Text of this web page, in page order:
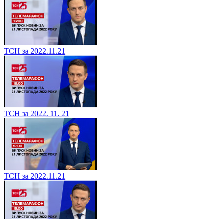
ТСН за 2022.11.21
ТСН за 2022. 11. 21
ТСН за 2022.11.21